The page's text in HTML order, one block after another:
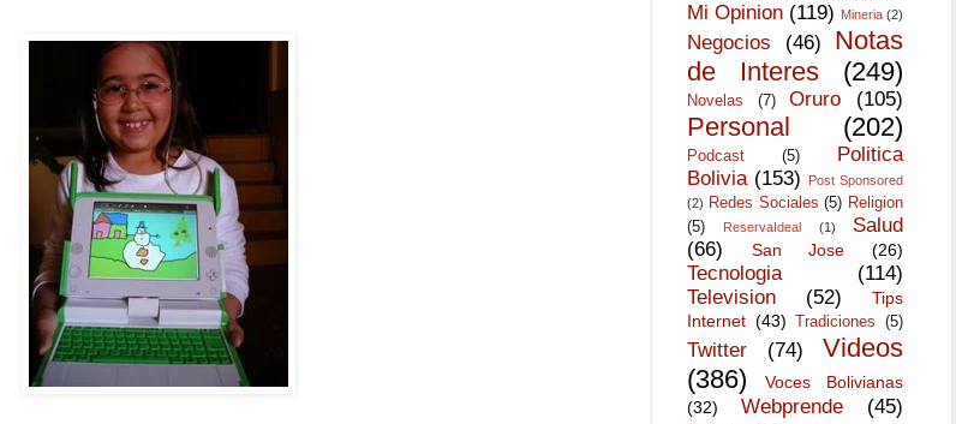
Mi Opinion (119) Mineria (2)
Negocios (46)
Notas
de Interes
(249)
Novelas (7) Oruro (105)
Personal (202)
Podcast (5)
Politica
Bolivia (153)
Post Sponsored
(2) Redes Sociales (5) Religion
(5)
ReservaIdeal (1)
Salud
(66)
San Jose (26)
Tecnologia
(114)
Television
(52)
Tips
Internet (43) Tradiciones (5)
Twitter (74)
Videos
(386)
Voces Bolivianas
(32)
Webprende (45)